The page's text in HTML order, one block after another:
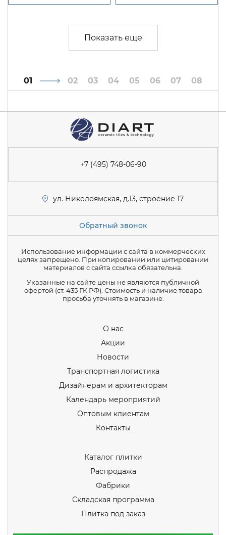
1 2 3 4 5 6 7 8
+7 (495) 748-06-90
ул. Николоямская, д.13, строение 17
Обратный звонок
Использование информации с сайта в коммерческих
целях запрещено. При копировании или цитировании
материалов с сайта ссылка обязательна.
Указанные на сайте цены не являются публичной
офертой (ст. 435 ГК РФ). Стоимость и наличие товара
просьба уточнять в магазине.
О нас
Акции
Новости
Транспортная логистика
Дизайнерам и архитекторам
Календарь мероприятий
Оптовым клиентам
Контакты
Каталог плитки
Распродажа
Фабрики
Складская программа
Плитка под заказ